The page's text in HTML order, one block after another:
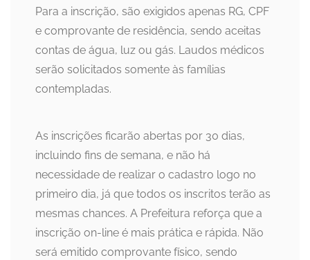
Para a inscrição, são exigidos apenas RG, CPF
e comprovante de residência, sendo aceitas
contas de água, luz ou gás. Laudos médicos
serão solicitados somente às famílias
contempladas.
As inscrições ficarão abertas por 30 dias,
incluindo fins de semana, e não há
necessidade de realizar o cadastro logo no
primeiro dia, já que todos os inscritos terão as
mesmas chances. A Prefeitura reforça que a
inscrição on-line é mais prática e rápida. Não
será emitido comprovante físico, sendo